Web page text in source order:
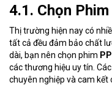
4.1. Chọn
Thị trường hiện nay có
tất cả đều đảm bảo chất
dài, bạn nên chọn phim
các thương hiệu uy tín.
chuyên nghiệp và cam kết